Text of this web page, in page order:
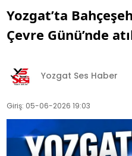
Yozgat’ta
Çevre Günü’nde
Yozgat Ses Haber
Giriş: 05-06-2026 19:03